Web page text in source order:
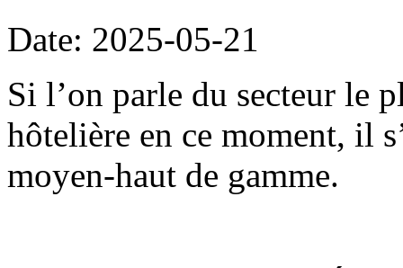
Date: 2025-05-21
Si l’on parle du secteur le
hôtelière en ce moment, il
moyen-haut de gamme.